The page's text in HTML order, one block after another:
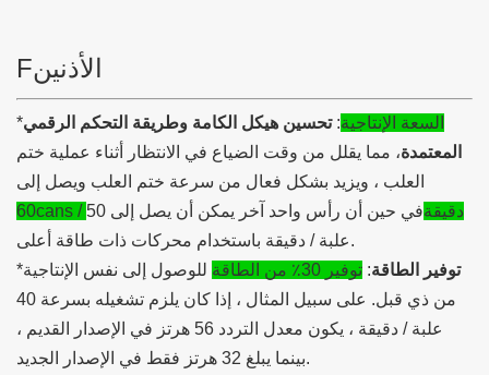
Fالأذنين
* السعة الإنتاجية:تحسين هيكل الكامة وطريقة التحكم الرقمي
المعتمدة، مما يقلل من وقت الضياع في الانتظار أثناء عملية ختم
العلب ، ويزيد بشكل فعال من سرعة ختم العلب ويصل إلى
60cans / دقيقة
في حين أن رأس واحد آخر يمكن أن يصل إلى 50
علبة / دقيقة باستخدام محركات ذات طاقة أعلى.
*
توفير الطاقة: توفير 30٪ من الطاقة
للوصول إلى نفس الإنتاجية
من ذي قبل. على سبيل المثال ، إذا كان يلزم تشغيله بسرعة 40
علبة / دقيقة ، يكون معدل التردد 56 هرتز في الإصدار القديم ،
بينما يبلغ 32 هرتز فقط في الإصدار الجديد.